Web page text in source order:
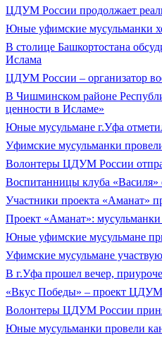
ЦДУМ России продолжает
Юные уфимские мусульманки
В столице Башкортостана
Ислама
ЦДУМ России – организатор
В Чишминском районе
ценности в Исламе»
Юные мусульмане г.Уфа
Уфимские мусульманки
Волонтеры ЦДУМ России
Воспитанницы клуба «Василя»
Участники проекта «Аманат»
Проект «Аманат»:
Юные уфимские мусульмане
Уфимские мусульмане
В г.Уфа прошел вечер,
«Вкус Победы» – проект ЦДУМ
Волонтеры ЦДУМ России
Юные мусульманки провели